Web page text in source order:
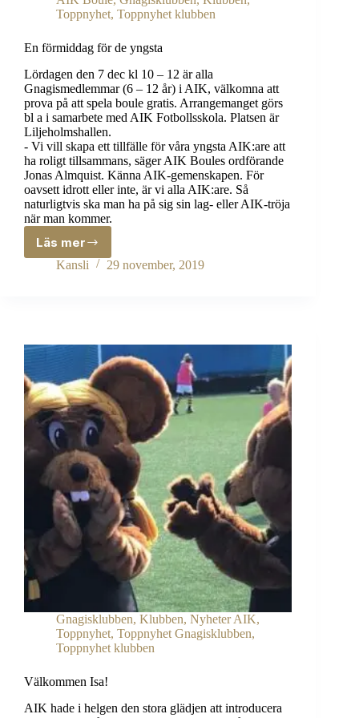
Toppnyhet, Toppnyhet klubben
En förmiddag för de yngsta
Lördagen den 7 dec kl 10 – 12 är alla
Gnagismedlemmar (6 – 12 år) i AIK, välkomna att
prova på att spela boule gratis. Arrangemanget görs
bl a i samarbete med AIK Fotbollsskola. Platsen är
Liljeholmshallen.
- Vi vill skapa ett tillfälle för våra yngsta AIK:are att
ha roligt tillsammans, säger AIK Boules ordförande
Jonas Almquist. Känna AIK-gemenskapen. För
oavsett idrott eller inte, är vi alla AIK:are. Så
naturligtvis ska man ha på sig sin lag- eller AIK-tröja
när man kommer.
Läs mer
En
förmiddag
Kansli 29 november, 2019
Gnagisklubben, Klubben, Nyheter AIK,
Toppnyhet, Toppnyhet Gnagisklubben,
Toppnyhet klubben
Välkommen Isa!
AIK hade i helgen den stora glädjen att introducera